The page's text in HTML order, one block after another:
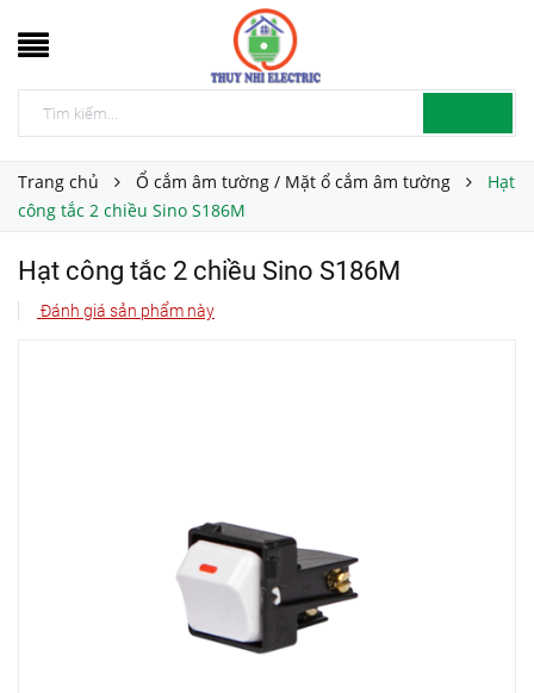
Trang chủ Ổ cắm âm tường / Mặt ổ cắm âm tường
Hạt
công tắc 2 chiều Sino S186M
Hạt công tắc 2 chiều Sino S186M
Đánh giá sản phẩm này